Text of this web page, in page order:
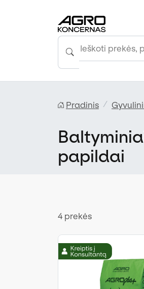
Pradinis
papildai
4 prekės